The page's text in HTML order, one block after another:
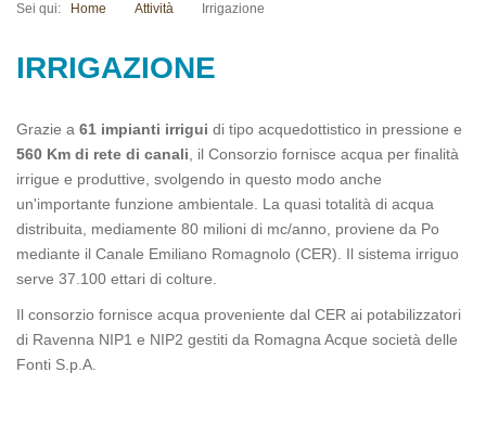
Sei qui: Home Attività Irrigazione
IRRIGAZIONE
Grazie a 61 impianti irrigui di tipo acquedottistico in pressione e
560 Km di rete di canali , il Consorzio fornisce acqua per finalità
irrigue e produttive, svolgendo in questo modo anche
un'importante funzione ambientale. La quasi totalità di acqua
distribuita, mediamente 80 milioni di mc/anno, proviene da Po
mediante il Canale Emiliano Romagnolo (CER). Il sistema irriguo
serve 37.100 ettari di colture.
Il consorzio fornisce acqua proveniente dal CER ai potabilizzatori
di Ravenna NIP1 e NIP2 gestiti da Romagna Acque società delle
Fonti S.p.A.